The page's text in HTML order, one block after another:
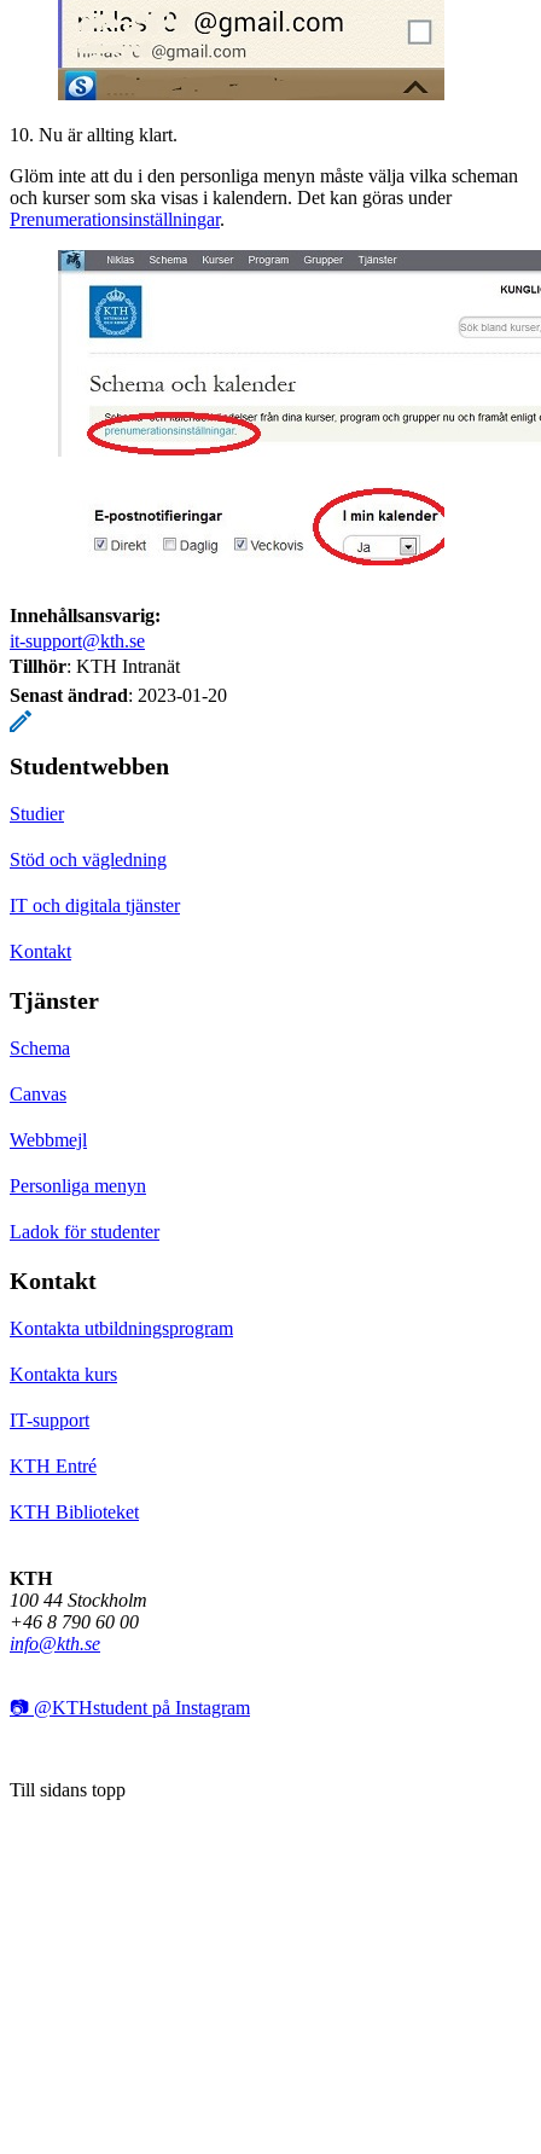
10. Nu är allting klart.
Glöm inte att du i den personliga menyn måste välja vilka scheman
och kurser som ska visas i kalendern. Det kan göras under
Prenumerationsinställningar.
Innehållsansvarig:
it-support@kth.se
Tillhör: KTH Intranät
Senast ändrad: 2023-01-20
Studentwebben
Studier
Stöd och vägledning
IT och digitala tjänster
Kontakt
Tjänster
Schema
Canvas
Webbmejl
Personliga menyn
Ladok för studenter
Kontakt
Kontakta utbildningsprogram
Kontakta kurs
IT-support
KTH Entré
KTH Biblioteket
KTH
100 44 Stockholm
+46 8 790 60 00
info@kth.se
📷 @KTHstudent på Instagram
Till sidans topp